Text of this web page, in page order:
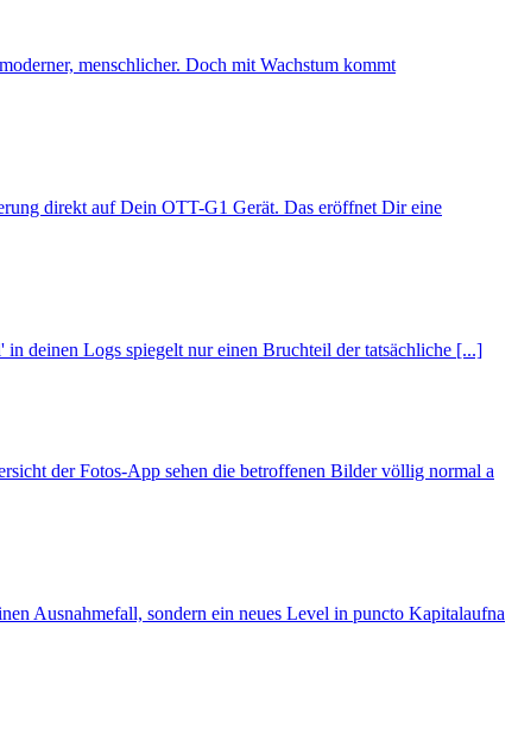
menschlicher. Doch mit Wachstum kommt
direkt auf Dein OTT-G1 Gerät. Das eröffnet Dir eine
deinen Logs spiegelt nur einen Bruchteil der tatsächliche [...]
der Fotos-App sehen die betroffenen Bilder völlig normal a
Ausnahmefall, sondern ein neues Level in puncto Kapitalaufna